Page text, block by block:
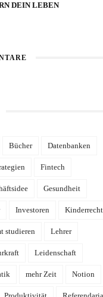
DEIN LEBEN
Bücher Datenbanken
Fintech
Gesundheit
Investoren
studieren Lehrer
Leidenschaft
mehr Zeit Notion